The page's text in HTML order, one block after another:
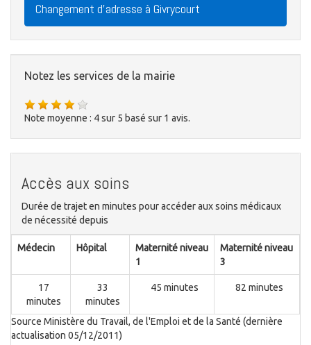
Changement d'adresse à Givrycourt
Notez les services de la mairie
Note moyenne : 4sur 5 basé sur 1 avis.
Accès aux soins
Durée de trajet en minutes pour accéder aux soins médicaux
de nécessité depuis
Médecin Hôpital
Maternité niveau
1
Maternité niveau
3
17
minutes
33
minutes
45 minutes 82 minutes
Source Ministère du Travail, de l'Emploi et de la Santé (dernière
actualisation 05/12/2011)